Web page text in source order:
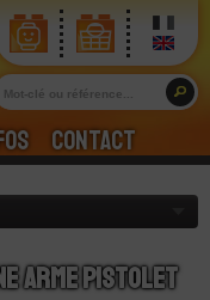
Contact
Arme Pistolet